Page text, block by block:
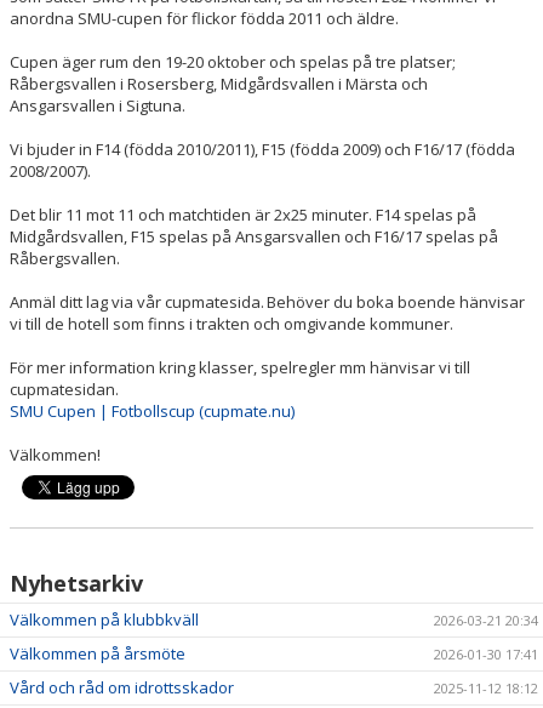
anordna SMU-cupen för flickor födda 2011 och äldre.
Cupen äger rum den 19-20 oktober och spelas på tre platser;
Råbergsvallen i Rosersberg, Midgårdsvallen i Märsta och
Ansgarsvallen i Sigtuna.
Vi bjuder in F14 (födda 2010/2011), F15 (födda 2009) och F16/17 (födda
2008/2007).
Det blir 11 mot 11 och matchtiden är 2x25 minuter. F14 spelas på
Midgårdsvallen, F15 spelas på Ansgarsvallen och F16/17 spelas på
Råbergsvallen.
Anmäl ditt lag via vår cupmatesida. Behöver du boka boende hänvisar
vi till de hotell som finns i trakten och omgivande kommuner.
För mer information kring klasser, spelregler mm hänvisar vi till
cupmatesidan.
SMU Cupen | Fotbollscup (cupmate.nu)
Välkommen!
Nyhetsarkiv
Välkommen på klubbkväll 2026-03-21 20:34
Välkommen på årsmöte 2026-01-30 17:41
Vård och råd om idrottsskador 2025-11-12 18:12